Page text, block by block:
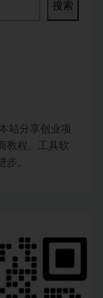
搜索
站分享创业项
教程、工具软
步。